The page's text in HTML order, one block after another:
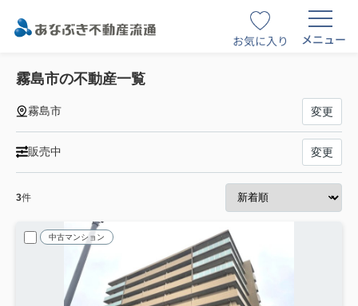
お気に入り メニュー
霧島市の不動産一覧
霧島市 変更
販売中 変更
3件
中古マンション